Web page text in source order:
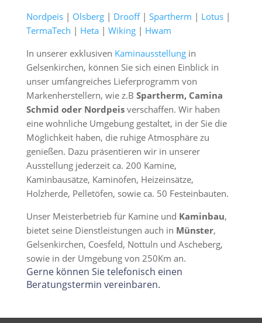
Nordpeis| Olsberg| Drooff| Spartherm | Lotus|
TermaTech | Heta| Wiking| Hwam
In unserer exklusiven Kaminausstellungin
Gelsenkirchen, können Sie sich einen Einblick in
unser umfangreiches Lieferprogramm von
Markenherstellern, wie z.B Spartherm, Camina
Schmid oder Nordpeisverschaffen. Wir haben
eine wohnliche Umgebung gestaltet, in der Sie die
Möglichkeit haben, die ruhige Atmosphäre zu
genießen. Dazu präsentieren wir in unserer
Ausstellung jederzeit ca. 200 Kamine,
Kaminbausätze, Kaminöfen, Heizeinsätze,
Holzherde, Pelletöfen, sowie ca. 50 Festeinbauten.
Unser Meisterbetrieb für Kamine und Kaminbau,
bietet seine Dienstleistungen auch in Münster,
Gelsenkirchen, Coesfeld, Nottuln und Ascheberg,
sowie in der Umgebung von 250Km an.
Gerne können Sie telefonisch einen
Beratungstermin vereinbaren.